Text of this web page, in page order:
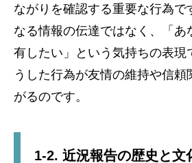
ながりを確認する重要な行為で
なる情報の伝達ではなく、「あ
有したい」という気持ちの表現
うした行為が友情の維持や信頼
がるのです。
1-2. 近況報告の歴史と文